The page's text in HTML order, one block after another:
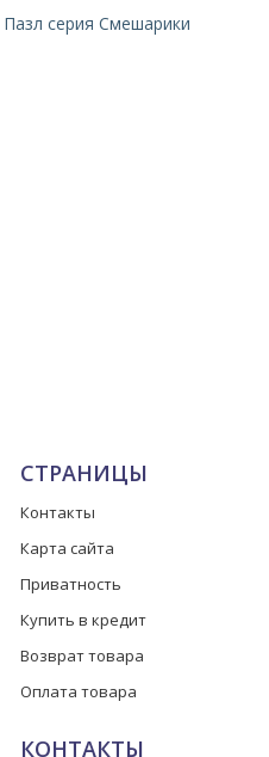
серия Смешарики
СТРАНИЦЫ
Контакты
Карта сайта
Приватность
Купить в кредит
Возврат товара
Оплата товара
КОНТАКТЫ